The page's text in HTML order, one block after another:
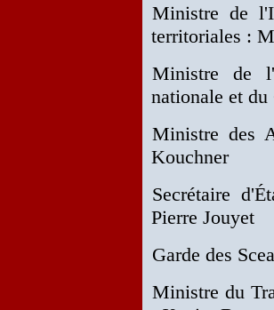
Ministre de
territoriales :
Ministre de
nationale et
Ministre des
Kouchner
Secrétaire
Pierre Jouyet
Garde des
Ministre du